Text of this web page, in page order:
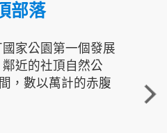
部落
家公園第一個發展
近的社頂自然公
，數以萬計的赤腹
重
走進